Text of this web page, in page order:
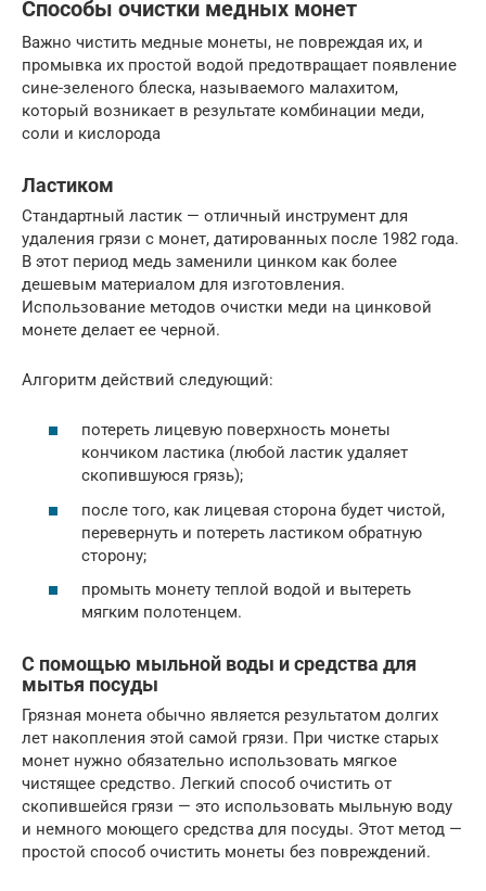
Способы очистки медных монет
Важно чистить медные монеты, не повреждая их, и
промывка их простой водой предотвращает появление
сине-зеленого блеска, называемого малахитом,
который возникает в результате комбинации меди,
соли и кислорода
Ластиком
Стандартный ластик — отличный инструмент для
удаления грязи с монет, датированных после 1982 года.
В этот период медь заменили цинком как более
дешевым материалом для изготовления.
Использование методов очистки меди на цинковой
монете делает ее черной.
Алгоритм действий следующий:
потереть лицевую поверхность монеты
кончиком ластика (любой ластик удаляет
скопившуюся грязь);
после того, как лицевая сторона будет чистой,
перевернуть и потереть ластиком обратную
сторону;
промыть монету теплой водой и вытереть
мягким полотенцем.
С помощью мыльной воды и средства для
мытья посуды
Грязная монета обычно является результатом долгих
лет накопления этой самой грязи. При чистке старых
монет нужно обязательно использовать мягкое
чистящее средство. Легкий способ очистить от
скопившейся грязи — это использовать мыльную воду
и немного моющего средства для посуды. Этот метод —
простой способ очистить монеты без повреждений.